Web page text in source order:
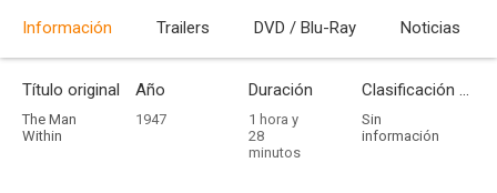
Información Trailers DVD / Blu-Ray Noticias
Título original
The Man
Within
Año
1947
Duración
1 hora y
28
minutos
Clasificación por edades
Sin
información